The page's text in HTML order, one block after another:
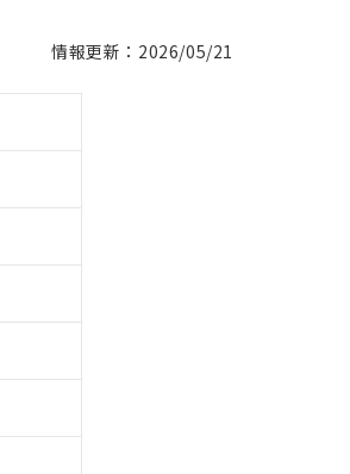
情報更新：2026/05/21